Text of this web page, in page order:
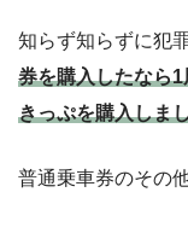
知らず知らずに犯
券を購入したなら
きっぷを購入しま
普通乗車券のその